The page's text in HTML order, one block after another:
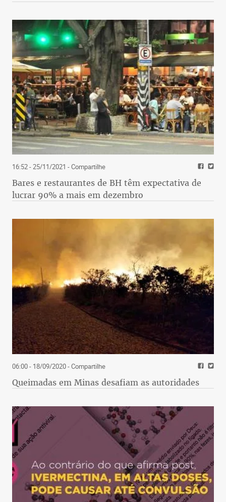
16:52 - 25/11/2021 - Compartilhe
Bares e restaurantes de BH têm expectativa de
lucrar 90% a mais em dezembro
06:00 - 18/09/2020- Compartilhe
Queimadas em Minas desafiam as autoridades